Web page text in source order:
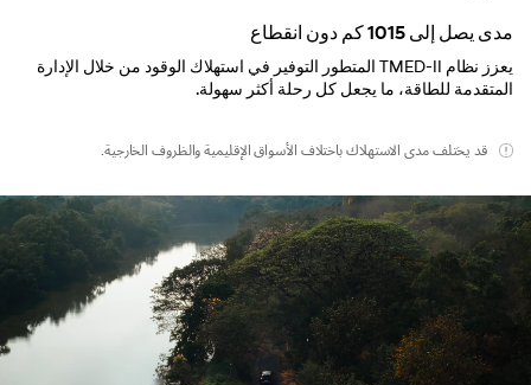
مدى يصل إلى 1015 كم دون انقطاع
يعزز نظام TMED-II المتطور التوفير في استهلاك الوقود من خلال الإدارة
المتقدمة للطاقة، ما يجعل كل رحلة أكثر سهولة.
قد يختلف مدى الاستهلاك باختلاف الأسواق الإقليمية والظروف الخارجية.